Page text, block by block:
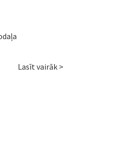
Lasīt vairāk >